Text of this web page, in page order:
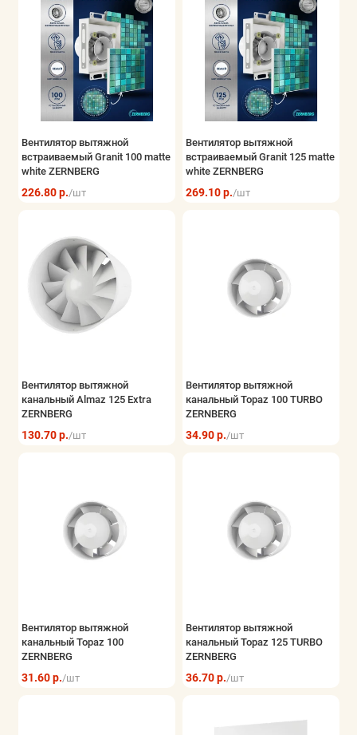
Вентилятор вытяжной
встраиваемый Granit 100 matte
white ZERNBERG
226.80 р./шт
Вентилятор вытяжной
встраиваемый Granit 125 matte
white ZERNBERG
269.10 р./шт
Вентилятор вытяжной
канальный Almaz 125 Extra
ZERNBERG
130.70 р./шт
Вентилятор вытяжной
канальный Topaz 100 TURBO
ZERNBERG
34.90 р./шт
Вентилятор вытяжной
канальный Topaz 100
ZERNBERG
31.60 р./шт
Вентилятор вытяжной
канальный Topaz 125 TURBO
ZERNBERG
36.70 р./шт